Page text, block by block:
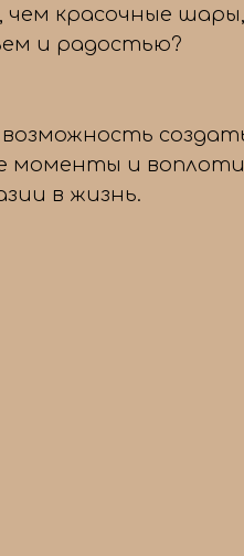
чем красочные
и радостью?
возможность
моменты и
в жизнь.